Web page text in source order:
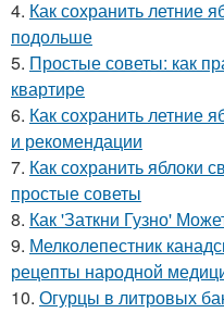
4. Как сохранить летние
подольше
5. Простые советы: как
квартире
6. Как сохранить летние
и рекомендации
7. Как сохранить яблоки
простые советы
8. Как 'Заткни Гузно'
9. Мелколепестник
рецепты народной
10. Огурцы в литровых